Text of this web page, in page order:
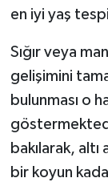
en iyi yaş
Sığır veya
gelişimini
bulunması o
bakılarak,
bir koyun